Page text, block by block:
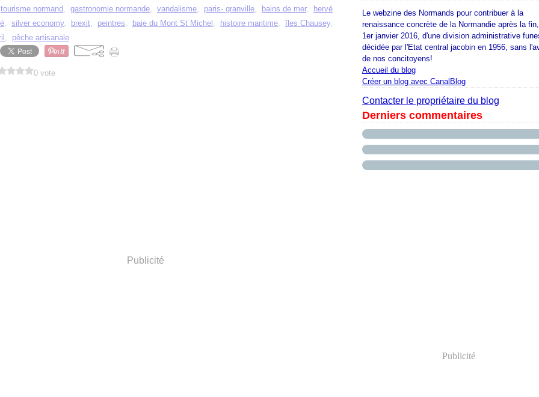
tourisme normand, gastronomie normande, vandalisme, paris- granville, bains de mer,
hervé
, silver economy, brexit, peintres, baie du Mont St Michel , histoire maritime, îles Chausey,
, pêche artisanale
0 vote
Publicité
Le webzine des Normands pour contribuer à la
renaissance concrète de la Normandie après la
1er janvier 2016, d'une division administrative
décidée par l'Etat central jacobin en 1956, sans
de nos concitoyens!
Accueil du blog
Créer un blog avec CanalBlog
Contacter le propriétaire du blog
Derniers commentaires
Publicité